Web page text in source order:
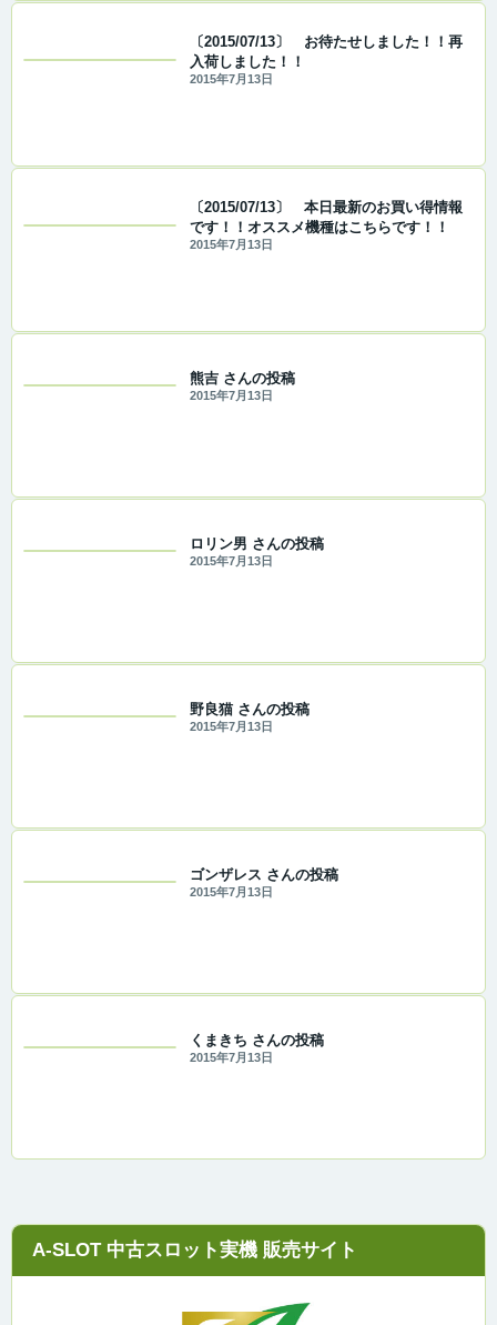
〔2015/07/13〕 お待たせしました！！再
入荷しました！！
2015年7月13日
〔2015/07/13〕 本日最新のお買い得情報
です！！オススメ機種はこちらです！！
2015年7月13日
熊吉 さんの投稿
2015年7月13日
ロリン男 さんの投稿
2015年7月13日
野良猫 さんの投稿
2015年7月13日
ゴンザレス さんの投稿
2015年7月13日
くまきち さんの投稿
2015年7月13日
A-SLOT 中古スロット実機 販売サイト